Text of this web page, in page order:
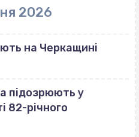
2026
на Черкащині
підозрюють у
82-річного